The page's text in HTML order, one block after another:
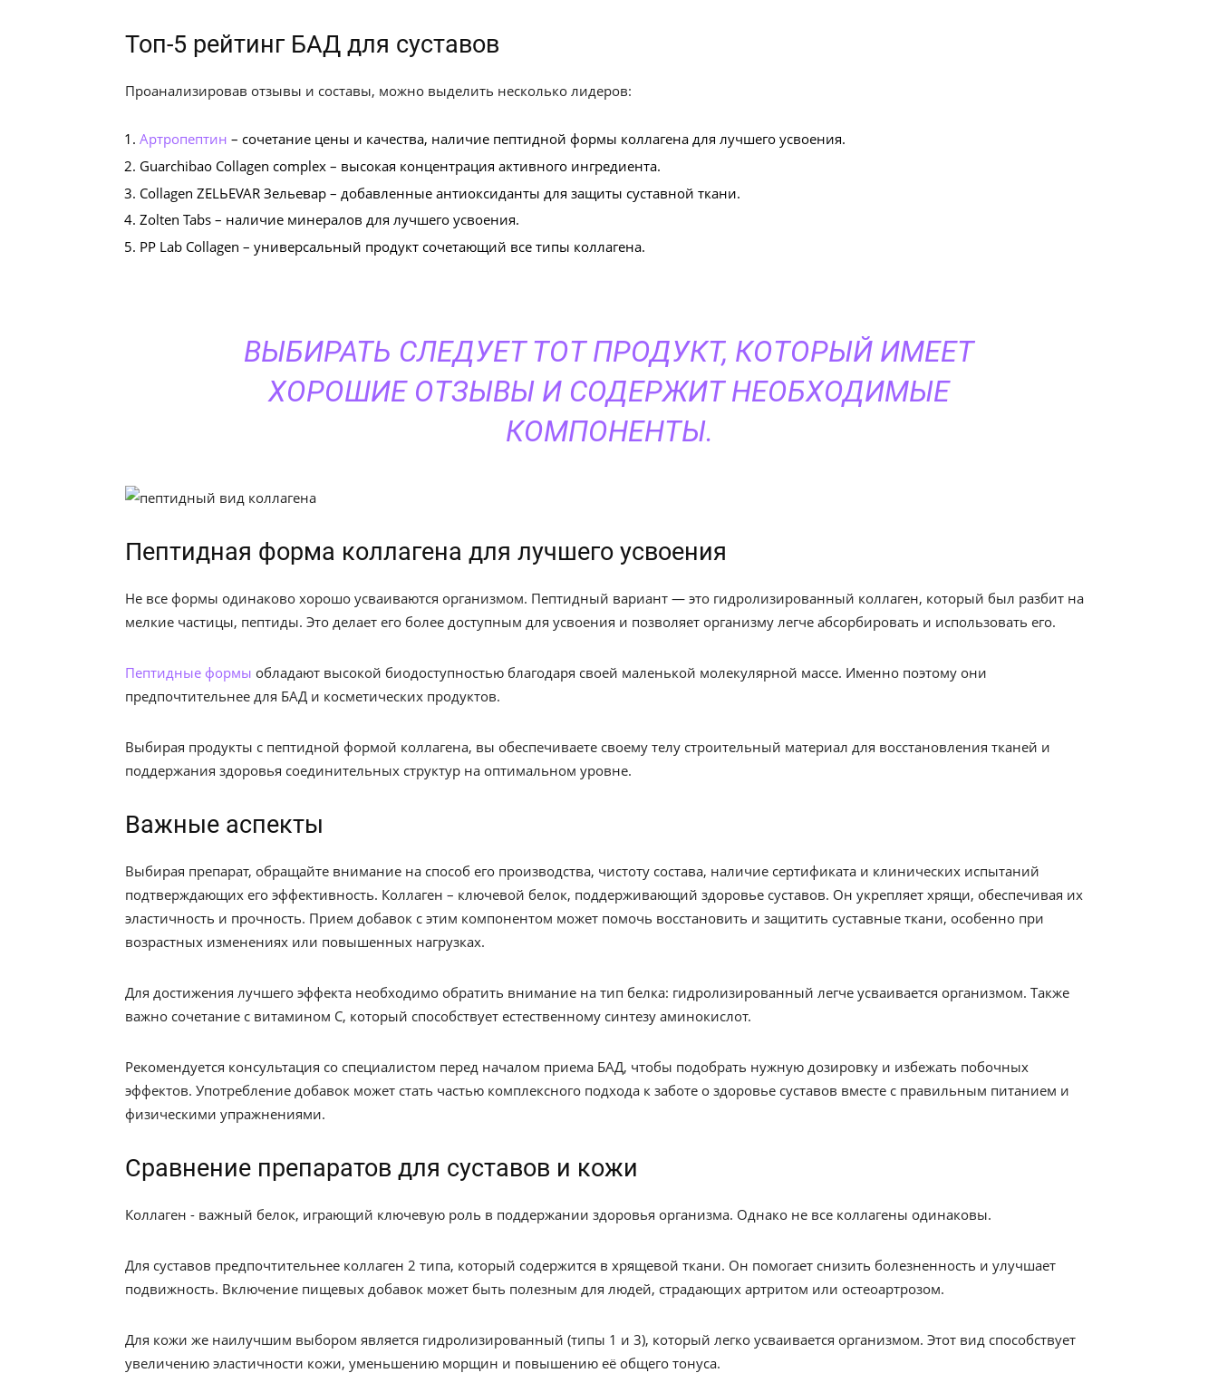
Топ-5 рейтинг БАД для суставов
Проанализировав отзывы и составы, можно выделить несколько лидеров:
Артропептин – сочетание цены и качества, наличие пептидной формы коллагена для лучшего усвоения.
Guarchibao Collagen complex – высокая концентрация активного ингредиента.
Collagen ZELЬEVAR Зельевар – добавленные антиоксиданты для защиты суставной ткани.
Zolten Tabs – наличие минералов для лучшего усвоения.
PP Lab Collagen – универсальный продукт сочетающий все типы коллагена.
ВЫБИРАТЬ СЛЕДУЕТ ТОТ ПРОДУКТ, КОТОРЫЙ ИМЕЕТ
ХОРОШИЕ ОТЗЫВЫ И СОДЕРЖИТ НЕОБХОДИМЫЕ
КОМПОНЕНТЫ.
Пептидная форма коллагена для лучшего усвоения
Не все формы одинаково хорошо усваиваются организмом. Пептидный вариант — это гидролизированный коллаген, который был разбит на
мелкие частицы, пептиды. Это делает его более доступным для усвоения и позволяет организму легче абсорбировать и использовать его.
Пептидные формы обладают высокой биодоступностью благодаря своей маленькой молекулярной массе. Именно поэтому они
предпочтительнее для БАД и косметических продуктов.
Выбирая продукты с пептидной формой коллагена, вы обеспечиваете своему телу строительный материал для восстановления тканей и
поддержания здоровья соединительных структур на оптимальном уровне.
Важные аспекты
Выбирая препарат, обращайте внимание на способ его производства, чистоту состава, наличие сертификата и клинических испытаний
подтверждающих его эффективность. Коллаген – ключевой белок, поддерживающий здоровье суставов. Он укрепляет хрящи, обеспечивая их
эластичность и прочность. Прием добавок с этим компонентом может помочь восстановить и защитить суставные ткани, особенно при
возрастных изменениях или повышенных нагрузках.
Для достижения лучшего эффекта необходимо обратить внимание на тип белка: гидролизированный легче усваивается организмом. Также
важно сочетание с витамином С, который способствует естественному синтезу аминокислот.
Рекомендуется консультация со специалистом перед началом приема БАД, чтобы подобрать нужную дозировку и избежать побочных
эффектов. Употребление добавок может стать частью комплексного подхода к заботе о здоровье суставов вместе с правильным питанием и
физическими упражнениями.
Сравнение препаратов для суставов и кожи
Коллаген - важный белок, играющий ключевую роль в поддержании здоровья организма. Однако не все коллагены одинаковы.
Для суставов предпочтительнее коллаген 2 типа, который содержится в хрящевой ткани. Он помогает снизить болезненность и улучшает
подвижность. Включение пищевых добавок может быть полезным для людей, страдающих артритом или остеоартрозом.
Для кожи же наилучшим выбором является гидролизированный (типы 1 и 3), который легко усваивается организмом. Этот вид способствует
увеличению эластичности кожи, уменьшению морщин и повышению её общего тонуса.